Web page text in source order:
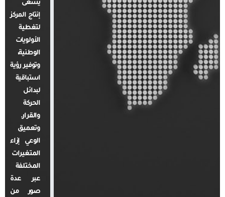
يسعى
إنتاج المركز
لتغطية
الأولويات
الوطنية،
وتوفير رؤية
استباقية
لبدائل
الحركة
والقرار.
وتعميق
الوعي إزاء
المتغيرات
المختلفة
عبر عدة
صور من